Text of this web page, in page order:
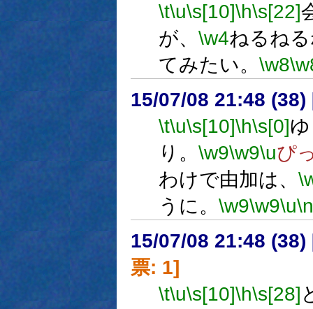
\t\u\s[10]\h\s[22]
が、 \w4ねるね
てみたい。 \w8
15/07/08 21:48 (38)
\t\u\s[10]\h\s[0]
り。 \w9\w9\uぴ
わけで由加は、
うに。 \w9\w9\u\n
15/07/08 21:48 (38)
票: 1]
\t\u\s[10]\h\s[28]